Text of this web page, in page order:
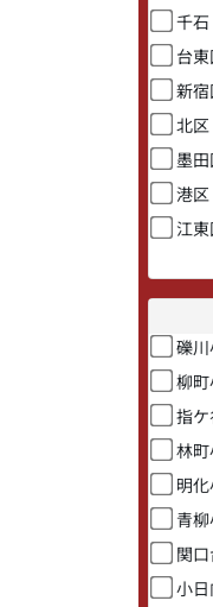
千石
台
新宿
北区
墨
港区
江東
礫
柳
指
林
明
青
関
小